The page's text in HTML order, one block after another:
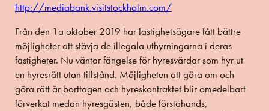
http://mediabank.visitstockholm.com/
Från den 1a oktober 2019 har fastighetsägare fått bättre
möjligheter att stävja de illegala uthyrningarna i deras
fastigheter. Nu väntar fängelse för hyresvärdar som hyr ut
en hyresrätt utan tillstånd. Möjligheten att göra om och
göra rätt är borttagen och hyreskontraktet blir omedelbart
förverkat medan hyresgästen, både förstahands,